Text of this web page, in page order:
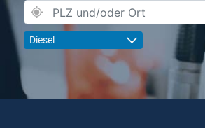
Diesel